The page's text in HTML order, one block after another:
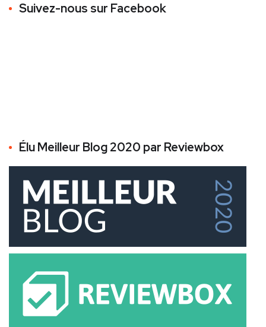
Suivez-nous sur Facebook
Élu Meilleur Blog 2020 par Reviewbox